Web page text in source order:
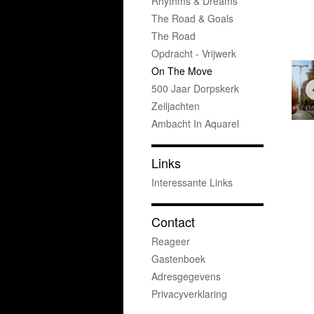
The Road & Goals
The Road
Opdracht - Vrijwerk
On The Move
500 Jaar Dorpskerk
Zeiljachten
Ambacht In Aquarel
Links
Interessante Links
Contact
Reageer
Gastenboek
Adresgegevens
Privacyverklaring